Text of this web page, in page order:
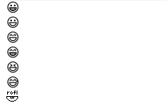
😀
😃
😄
😁
😆
😅
🤣